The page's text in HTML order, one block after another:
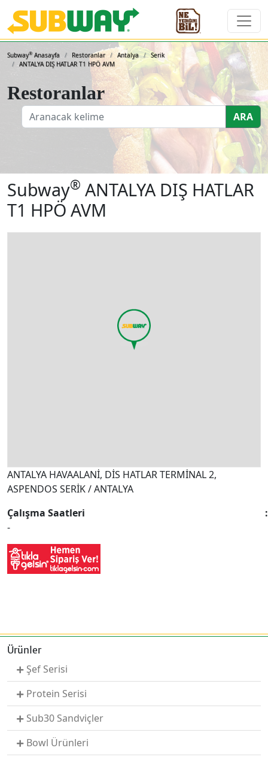
Subway Sandviçleri
Subway® Anasayfa Restoranlar Antalya
Serik
ANTALYA DIŞ HATLAR T1 HPÖ AVM
Restoranlar
ARA
Subway® ANTALYA DIŞ HATLAR
T1 HPÖ AVM
ANTALYA HAVAALANİ, DİS HATLAR TERMİNAL 2,
ASPENDOS SERİK / ANTALYA
Çalışma Saatleri
-
Ürünler
Şef Serisi
Protein Serisi
Sub30 Sandviçler
Bowl Ürünleri